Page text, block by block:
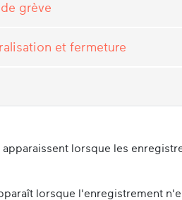
grève
et fermeture
lorsque les
lorsque l'enregistrement